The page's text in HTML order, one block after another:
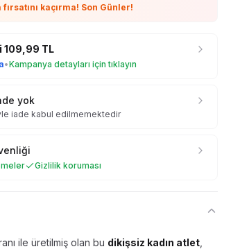
kaçırma! Son Günler!
109,99 TL
•Kampanya detayları için tıklayın
yok
iade kabul edilmemektedir
Gizlilik koruması
ile üretilmiş olan bu dikişsiz kadın atlet